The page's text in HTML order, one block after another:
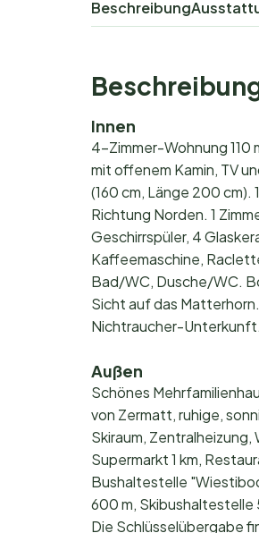
Beschreibung
Innen
4-Zimmer-Wohnung 110
mit offenem Kamin, TV
(160 cm, Länge 200 cm).
Richtung Norden. 1
Geschirrspüler, 4
Kaffeemaschine,
Bad/WC, Dusche/WC.
Sicht auf das
Nichtraucher-Unterkunft.
Außen
Schönes
von Zermatt, ruhige,
Skiraum,
Supermarkt 1 km,
Bushaltestelle
600 m, Skibushaltestelle
Die Schlüsselübergabe